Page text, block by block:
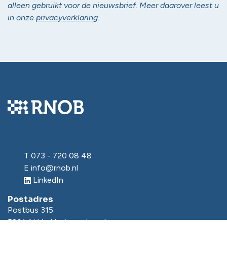
alleen gebruikt voor de nieuwsbrief. Meer daarover leest u
in onze privacyverklaring.
T 073 - 720 08 48
E info@rnob.nl
LinkedIn
Postadres
Postbus 315
5201 AH ’s-Hertogenbosch